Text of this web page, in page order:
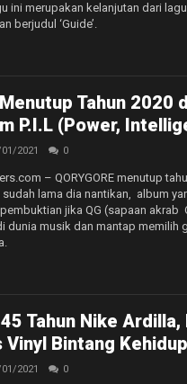
ini merupakan kelanjutan dari
berjudul ‘Guide’.
Menutup Tahun 2020
P.I.L (Power,
2021 0
– QORYGORE menutup
lama dia nantikan, album
jika QG (sapaan akrab
dunia musik dan mantap memilih
Tahun Nike Ardilla,
Vinyl Bintang
2021 0